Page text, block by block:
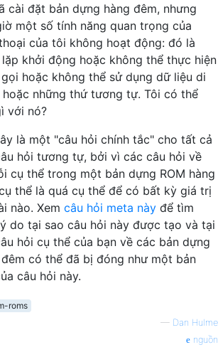
cài đặt bản dựng hàng đêm, nhưng
một số tính năng quan trọng của
của tôi không hoạt động: đó là
khởi động hoặc không thể thực hiện
hoặc không thể sử dụng dữ liệu di
những thứ tương tự. Tôi có thể
với nó?
là một "câu hỏi chính tắc" cho tất cả
hỏi tương tự, bởi vì các câu hỏi về
cụ thể trong một bản dựng ROM hàng
thể là quá cụ thể để có bất kỳ giá trị
nào. Xem câu hỏi meta này để tìm
do tại sao câu hỏi này được tạo và tại
hỏi cụ thể của bạn về các bản dựng
đêm có thể đã bị đóng như một bản
câu hỏi này.
roms
— Dan Hulme
nguồn